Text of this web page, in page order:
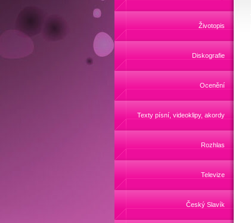
Životopis
Diskografie
Ocenění
Texty písní, videoklipy, akordy
Rozhlas
Televize
Český Slavík